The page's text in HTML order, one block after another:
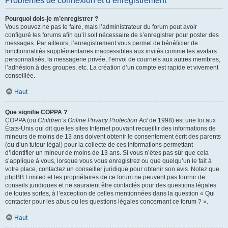
Pourquoi dois-je m’enregistrer ?
Vous pouvez ne pas le faire, mais l’administrateur du forum peut avoir
configuré les forums afin qu’il soit nécessaire de s’enregistrer pour poster des
messages. Par ailleurs, l’enregistrement vous permet de bénéficier de
fonctionnalités supplémentaires inaccessibles aux invités comme les avatars
personnalisés, la messagerie privée, l’envoi de courriels aux autres membres,
l’adhésion à des groupes, etc. La création d’un compte est rapide et vivement
conseillée.
Haut
Que signifie COPPA ?
COPPA (ou Children’s Online Privacy Protection Actde 1998) est une loi aux
États-Unis qui dit que les sites Internet pouvant recueillir des informations de
mineurs de moins de 13 ans doivent obtenir le consentement écrit des parents
(ou d’un tuteur légal) pour la collecte de ces informations permettant
d’identifier un mineur de moins de 13 ans. Si vous n’êtes pas sûr que cela
s’applique à vous, lorsque vous vous enregistrez ou que quelqu’un le fait à
votre place, contactez un conseiller juridique pour obtenir son avis. Notez que
phpBB Limited et les propriétaires de ce forum ne peuvent pas fournir de
conseils juridiques et ne sauraient être contactés pour des questions légales
de toutes sortes, à l’exception de celles mentionnées dans la question « Qui
contacter pour les abus ou les questions légales concernant ce forum ? ».
Haut